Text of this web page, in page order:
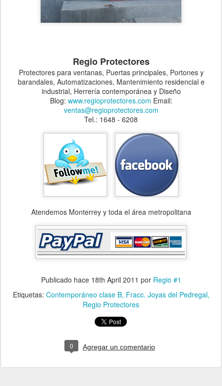
Regio Protectores
Protectores para ventanas, Puertas principales, Portones y
barandales, Automatizaciones, Mantenimiento residencial e
industrial, Herrería contemporánea y Diseño
Blog: www.regioprotectores.com Email:
ventas@regioprotectores.com
Tel.: 1648 - 6208
Atendemos Monterrey y toda el área metropolitana
Publicado hace 18th April 2011 por Regio #1
Etiquetas: Contemporáneo clase B Fracc. Joyas del Pedregal
Regio Protectores
0 Agregar un comentario